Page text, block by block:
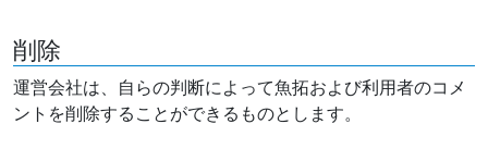
削除
運営会社は、自らの判断によって魚拓および利用者のコメ
ントを削除することができるものとします。